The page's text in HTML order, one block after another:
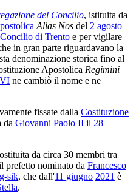
del Concilio, istituita da
Alias Nos del 2 agosto
Concilio di Trento e per vigilare
in gran parte riguardavano la
denominazione storica fino al
Apostolica Regimini
ne cambiò il nome e ne
fissate dalla Costituzione
da Giovanni Paolo II il 28
da circa 30 membri tra
prefetto nominato da Francesco
sik, che dall'11 giugno 2021 è
.